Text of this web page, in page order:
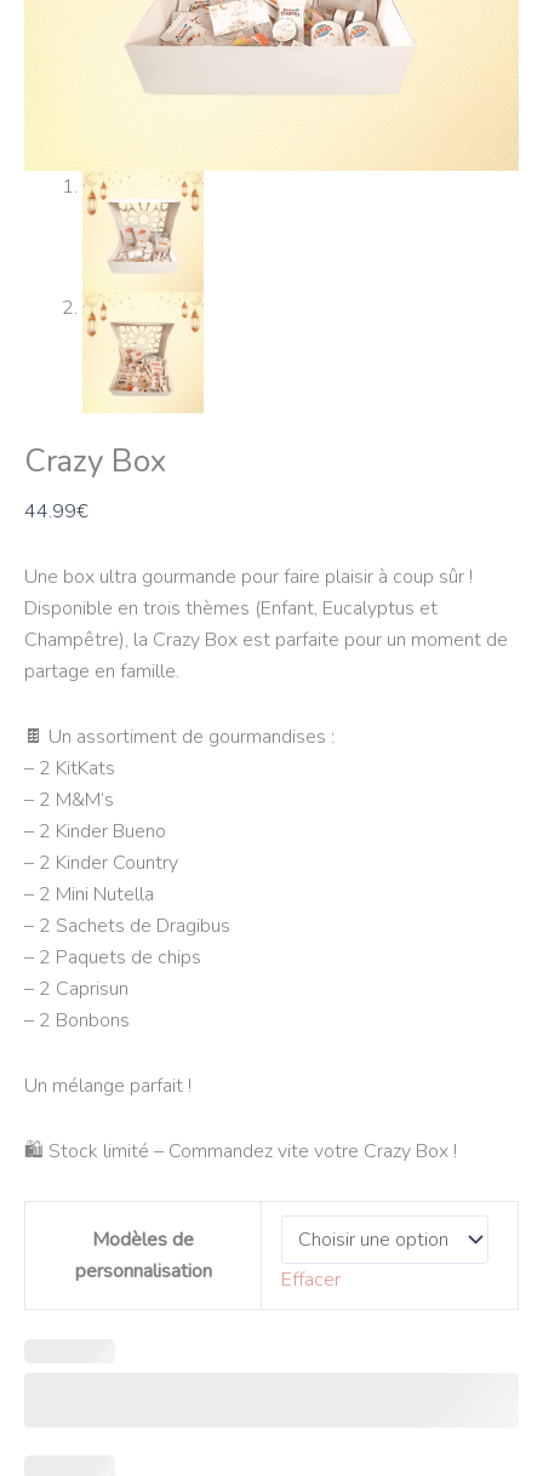
Crazy Box
44.99€
Une box ultra gourmande pour faire plaisir à coup sûr !
Disponible en trois thèmes (Enfant, Eucalyptus et
Champêtre), la Crazy Box est parfaite pour un moment de
partage en famille.
🍫 Un assortiment de gourmandises :
– 2 KitKats
– 2 M&M’s
– 2 Kinder Bueno
– 2 Kinder Country
– 2 Mini Nutella
– 2 Sachets de Dragibus
– 2 Paquets de chips
– 2 Caprisun
– 2 Bonbons
Un mélange parfait !
🛍️ Stock limité – Commandez vite votre Crazy Box !
Modèles de
personnalisation
Effacer